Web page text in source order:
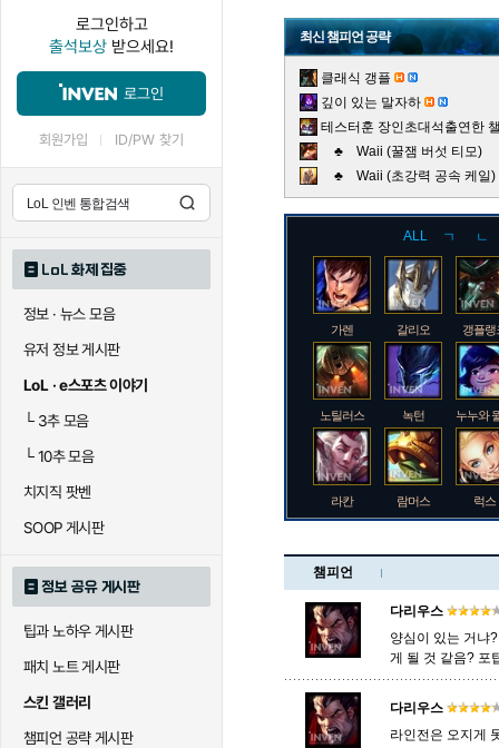
로그인하고
출석보상 받으세요!
로그인
회원가입 ID/PW 찾기
LoL 화제 집중
정보 · 뉴스 모음
유저 정보 게시판
LoL · e스포츠 이야기
└3추 모음
└10추 모음
치지직 팟벤
SOOP 게시판
정보 공유 게시판
팁과 노하우 게시판
패치 노트 게시판
스킨 갤러리
챔피언 공략 게시판
최신 챔피언 공략
클래식 갱플
깊이 있는 말자하
테스터훈 장인초대석출연한
♣ Waii (꿀잼 버섯 티모)
♣ Waii (초강력 공속 케
ALL ㄱ ㄴ
가렌 갈리오 갱플랭
노틸러스 녹턴 누누와
라칸 람머스 럭스
챔피언
다리우스
양심이 있는 거냐
게 될 것 같음? 포
다리우스
라인전은 오지게